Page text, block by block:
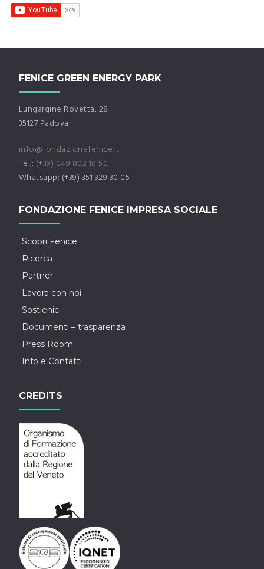
FENICE GREEN ENERGY PARK
Lungargine Rovetta, 28
35127 Padova
info@fondazionefenice.it
Tel.: (+39) 049 802 18 50
Whatsapp: (+39) 351 329 30 05
FONDAZIONE FENICE IMPRESA SOCIALE
Scopri Fenice
Ricerca
Partner
Lavora con noi
Sostienici
Documenti – trasparenza
Press Room
Info e Contatti
CREDITS